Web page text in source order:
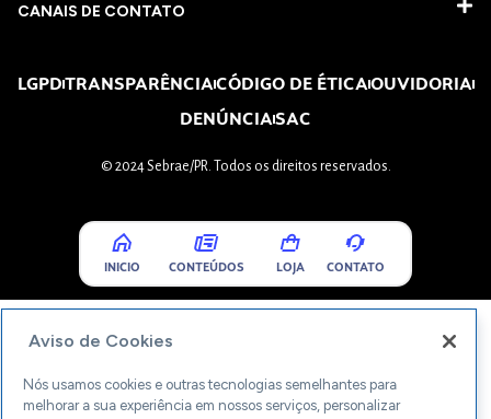
CANAIS DE CONTATO
LGPDTRANSPARÊNCIACÓDIGO DE ÉTICAOUVIDORIA
DENÚNCIASAC
© 2024 Sebrae/PR. Todos os direitos reservados.
INICIO CONTEÚDOS LOJA CONTATO
Aviso de Cookies
Nós usamos cookies e outras tecnologias semelhantes para
melhorar a sua experiência em nossos serviços, personalizar